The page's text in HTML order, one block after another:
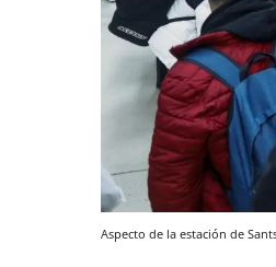
Aspecto de la estación de